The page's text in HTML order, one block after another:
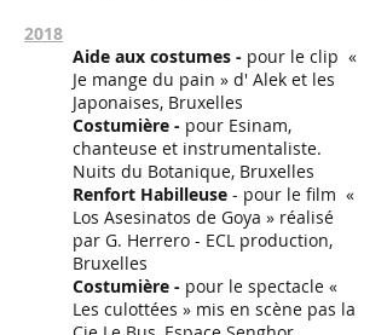
2018
Aide aux costumes - pour le clip «
Je mange du pain » d' Alek et les
Japonaises, Bruxelles
Costumière - pour Esinam,
chanteuse et instrumentaliste.
Nuits du Botanique, Bruxelles
Renfort Habilleuse - pour le film «
Los Asesinatos de Goya » réalisé
par G. Herrero - ECL production,
Bruxelles
Costumière - pour le spectacle «
Les culottées » mis en scène pas la